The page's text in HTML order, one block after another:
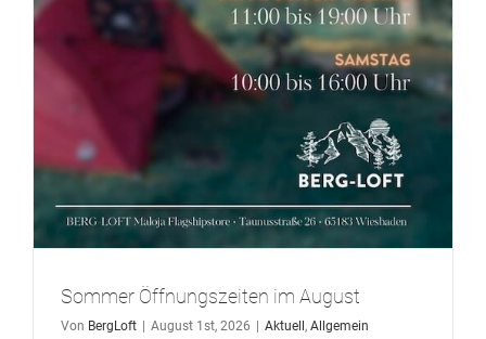
Sommer Öffnungszeiten im August
Von BergLoft | August 1st, 2026 | Aktuell, Allgemein